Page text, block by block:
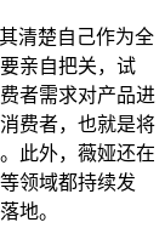
清楚自己作为全
亲自把关，试
者需求对产品进
费者，也就是将
此外，薇娅还在
领域都持续发
地。